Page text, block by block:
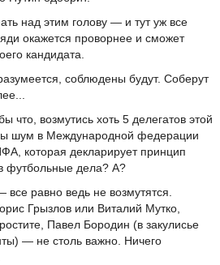
над этим голову — и тут уж все
окажется проворнее и сможет
кандидата.
соблюдены будут. Соберут
что, возмутись хоть 5 делегатов этой
шум в Международной федерации
которая декларирует принцип
футбольные дела? А?
все равно ведь не возмутятся.
Грызлов или Виталий Мутко,
Павел Бородин (в закулисье
— не столь важно. Ничего